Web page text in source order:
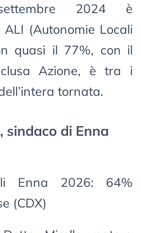
2024 è
(Autonomie Locali
quasi il 77%, con il
Azione, è tra i
tornata.
sindaco di Enna
Enna 2026: 64%
(CDX)